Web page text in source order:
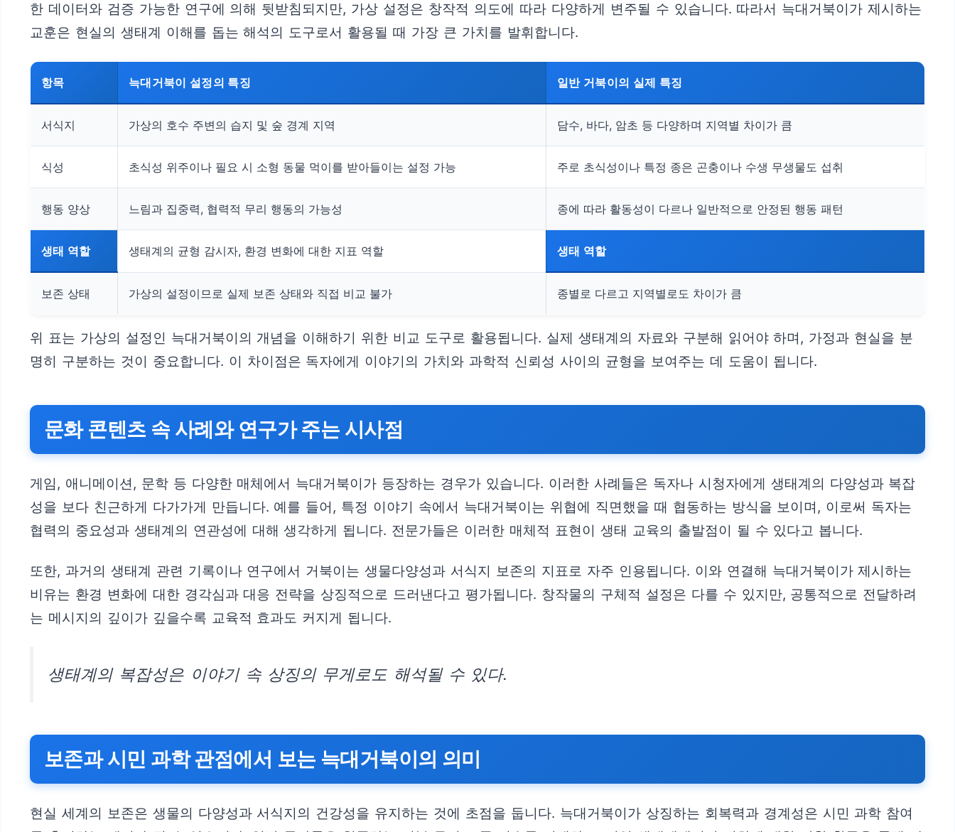
한 데이터와 검증 가능한 연구에 의해 뒷받침되지만, 가상 설정은 창작적 의도에 따라 다양하게 변주될 수 있습니다. 따라서 늑대거북이가 제시하는
교훈은 현실의 생태계 이해를 돕는 해석의 도구로서 활용될 때 가장 큰 가치를 발휘합니다.
항목 늑대거북이 설정의 특징 일반 거북이의 실제 특징
서식지 가상의 호수 주변의 습지 및 숲 경계 지역 담수, 바다, 암초 등 다양하며 지역별 차이가 큼
식성 초식성 위주이나 필요 시 소형 동물 먹이를 받아들이는 설정 가능 주로 초식성이나 특정 종은 곤충이나 수생 무생물도 섭취
행동 양상 느림과 집중력, 협력적 무리 행동의 가능성 종에 따라 활동성이 다르나 일반적으로 안정된 행동 패턴
생태 역할 생태계의 균형 감시자, 환경 변화에 대한 지표 역할 생태 역할
보존 상태 가상의 설정이므로 실제 보존 상태와 직접 비교 불가 종별로 다르고 지역별로도 차이가 큼
위 표는 가상의 설정인 늑대거북이의 개념을 이해하기 위한 비교 도구로 활용됩니다. 실제 생태계의 자료와 구분해 읽어야 하며, 가정과 현실을 분
명히 구분하는 것이 중요합니다. 이 차이점은 독자에게 이야기의 가치와 과학적 신뢰성 사이의 균형을 보여주는 데 도움이 됩니다.
문화 콘텐츠 속 사례와 연구가 주는 시사점
게임, 애니메이션, 문학 등 다양한 매체에서 늑대거북이가 등장하는 경우가 있습니다. 이러한 사례들은 독자나 시청자에게 생태계의 다양성과 복잡
성을 보다 친근하게 다가가게 만듭니다. 예를 들어, 특정 이야기 속에서 늑대거북이는 위협에 직면했을 때 협동하는 방식을 보이며, 이로써 독자는
협력의 중요성과 생태계의 연관성에 대해 생각하게 됩니다. 전문가들은 이러한 매체적 표현이 생태 교육의 출발점이 될 수 있다고 봅니다.
또한, 과거의 생태계 관련 기록이나 연구에서 거북이는 생물다양성과 서식지 보존의 지표로 자주 인용됩니다. 이와 연결해 늑대거북이가 제시하는
비유는 환경 변화에 대한 경각심과 대응 전략을 상징적으로 드러낸다고 평가됩니다. 창작물의 구체적 설정은 다를 수 있지만, 공통적으로 전달하려
는 메시지의 깊이가 깊을수록 교육적 효과도 커지게 됩니다.
생태계의 복잡성은 이야기 속 상징의 무게로도 해석될 수 있다.
보존과 시민 과학 관점에서 보는 늑대거북이의 의미
현실 세계의 보존은 생물의 다양성과 서식지의 건강성을 유지하는 것에 초점을 둡니다. 늑대거북이가 상징하는 회복력과 경계성은 시민 과학 참여